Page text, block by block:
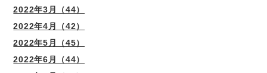
2022年3月（44）
2022年4月（42）
2022年5月（45）
2022年6月（44）